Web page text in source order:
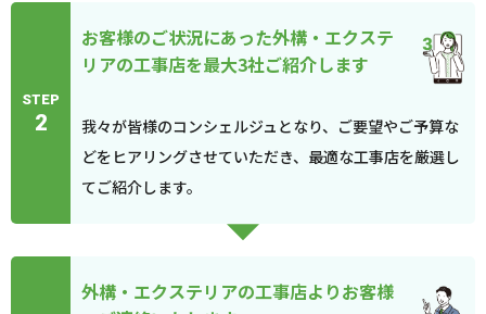
STEP
2
お客様のご状況にあった外構・エクステ
リアの工事店を最大3社ご紹介します
我々が皆様のコンシェルジュとなり、ご要望やご予算な
どをヒアリングさせていただき、最適な工事店を厳選し
てご紹介します。
外構・エクステリアの工事店よりお客様